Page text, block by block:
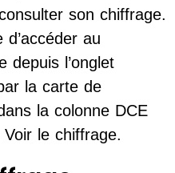
son chiffrage.
au
depuis l’onglet
la carte de
la colonne DCE
le chiffrage.